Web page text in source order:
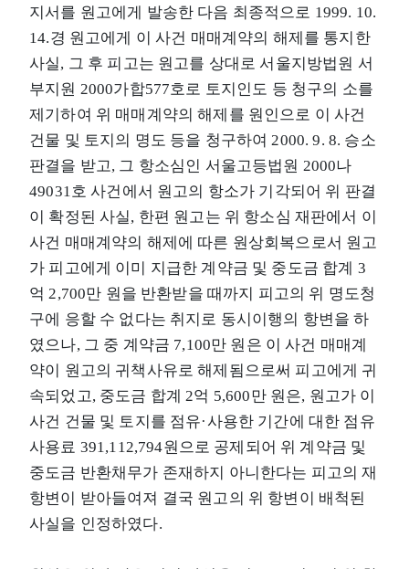
지서를 원고에게 발송한 다음 최종적으로 1999. 10.
14.경 원고에게 이 사건 매매계약의 해제를 통지한
사실, 그 후 피고는 원고를 상대로 서울지방법원 서
부지원 2000가합577호로 토지인도 등 청구의 소를
제기하여 위 매매계약의 해제를 원인으로 이 사건
건물 및 토지의 명도 등을 청구하여 2000. 9. 8. 승소
판결을 받고, 그 항소심인 서울고등법원 2000나
49031호 사건에서 원고의 항소가 기각되어 위 판결
이 확정된 사실, 한편 원고는 위 항소심 재판에서 이
사건 매매계약의 해제에 따른 원상회복으로서 원고
가 피고에게 이미 지급한 계약금 및 중도금 합계 3
억 2,700만 원을 반환받을 때까지 피고의 위 명도청
구에 응할 수 없다는 취지로 동시이행의 항변을 하
였으나, 그 중 계약금 7,100만 원은 이 사건 매매계
약이 원고의 귀책사유로 해제됨으로써 피고에게 귀
속되었고, 중도금 합계 2억 5,600만 원은, 원고가 이
사건 건물 및 토지를 점유·사용한 기간에 대한 점유
사용료 391,112,794원으로 공제되어 위 계약금 및
중도금 반환채무가 존재하지 아니한다는 피고의 재
항변이 받아들여져 결국 원고의 위 항변이 배척된
사실을 인정하였다.